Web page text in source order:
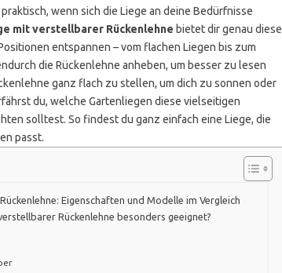
wenn sich die Liege an deine Bedürfnisse
mit verstellbarer Rückenlehne bietet dir genau diese
entspannen – vom flachen Liegen bis zum
die Rückenlehne anheben, um besser zu lesen
ganz flach zu stellen, um dich zu sonnen oder
du, welche Gartenliegen diese vielseitigen
solltest. So findest du ganz einfach eine Liege, die
passt.
Eigenschaften und Modelle im Vergleich
Rückenlehne besonders geeignet?